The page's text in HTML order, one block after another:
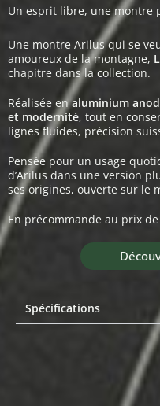
Un esprit libre, une montre
Une montre Arilus qui se
amoureux de la montagne,
chapitre dans la collection.
Réalisée enaluminium
et modernité, tout en
lignes fluides, précision
Pensée pour un usage
d’Arilus dans une version
ses origines, ouverte sur le
En précommande au prix de
Spécifications